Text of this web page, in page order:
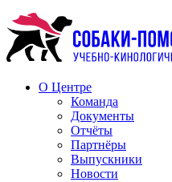
О Центре
Команда
Документы
Отчёты
Партнёры
Выпускники
Новости